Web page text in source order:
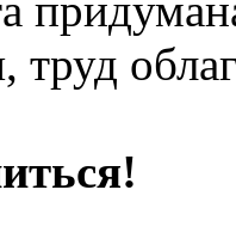
труд